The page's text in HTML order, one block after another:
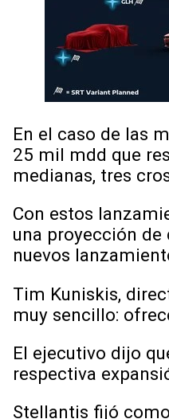
En el caso de las
25 mil mdd que
medianas, tres
Con estos
una proyección de
nuevos
Tim Kuniskis,
muy sencillo:
El ejecutivo dijo
respectiva
Stellantis fijó